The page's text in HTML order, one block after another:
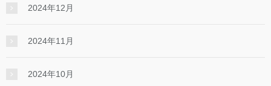
2024年12月
2024年11月
2024年10月